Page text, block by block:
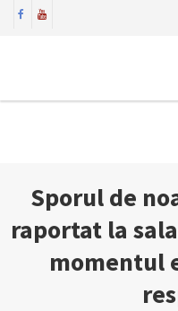
Sporul de
raportat la
momentul